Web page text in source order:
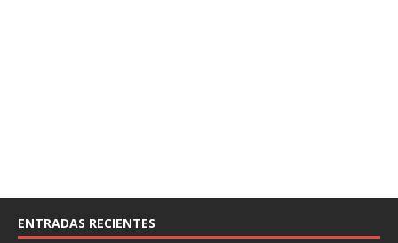
ENTRADAS RECIENTES